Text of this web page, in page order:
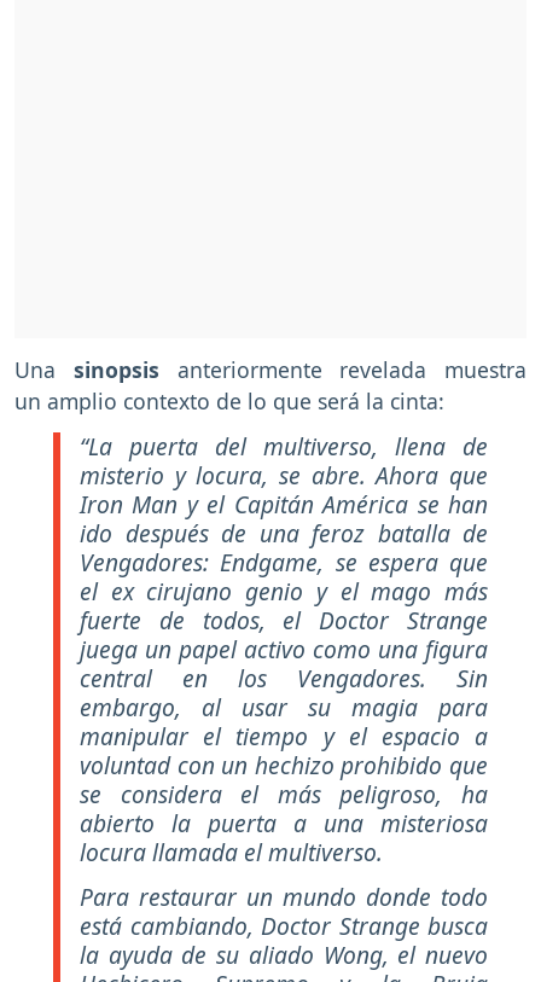
Una sinopsis anteriormente revelada muestra
un amplio contexto de lo que será la cinta:
“La puerta del multiverso, llena de
misterio y locura, se abre. Ahora que
Iron Man y el Capitán América se han
ido después de una feroz batalla de
Vengadores: Endgame, se espera que
el ex cirujano genio y el mago más
fuerte de todos, el Doctor Strange
juega un papel activo como una figura
central en los Vengadores. Sin
embargo, al usar su magia para
manipular el tiempo y el espacio a
voluntad con un hechizo prohibido que
se considera el más peligroso, ha
abierto la puerta a una misteriosa
locura llamada el multiverso.
Para restaurar un mundo donde todo
está cambiando, Doctor Strange busca
la ayuda de su aliado Wong, el nuevo